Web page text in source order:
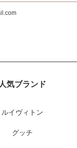
人気ブランド
ルイヴィトン
グッチ